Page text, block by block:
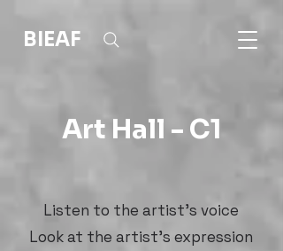
BIEAF
Art Hall - C1
Listen to the artist's voice
Look at the artist's expression